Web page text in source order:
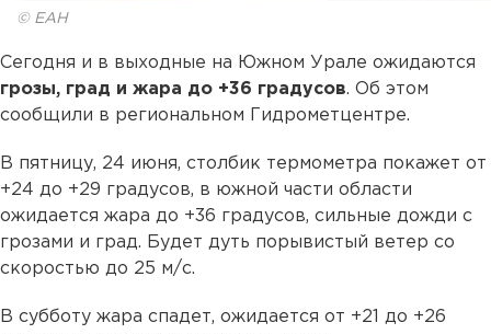
© ЕАН
Сегодня и в выходные на Южном Урале ожидаются
грозы, град и жара до +36 градусов. Об этом
сообщили в региональном Гидрометцентре.
В пятницу, 24 июня, столбик термометра покажет от
+24 до +29 градусов, в южной части области
ожидается жара до +36 градусов, сильные дожди с
грозами и град. Будет дуть порывистый ветер со
скоростью до 25 м/с.
В субботу жара спадет, ожидается от +21 до +26